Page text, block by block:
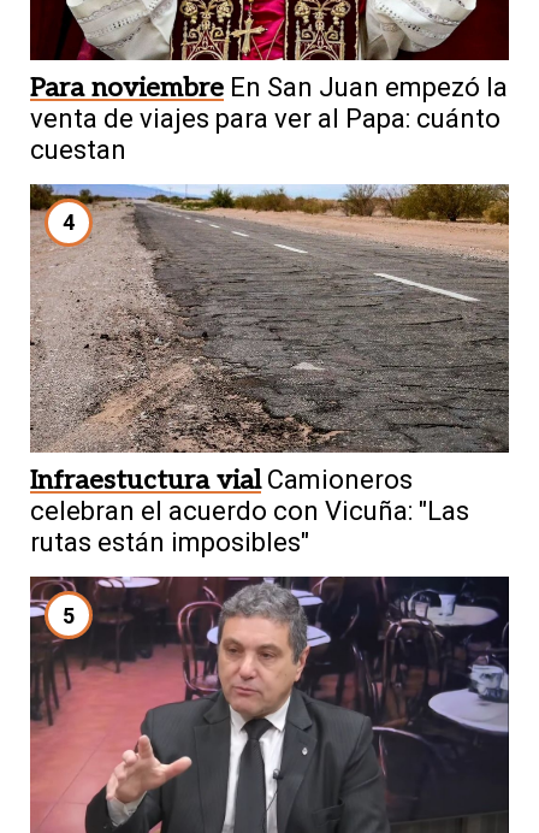
Para noviembre En San Juan empezó la
venta de viajes para ver al Papa: cuánto
cuestan
4
Infraestuctura vial Camioneros
celebran el acuerdo con Vicuña: "Las
rutas están imposibles"
5